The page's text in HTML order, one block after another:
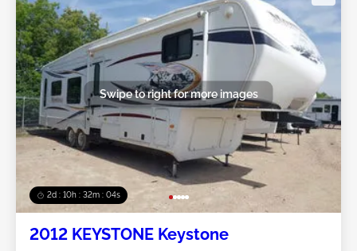
2d : 10h : 32m : 01s
Swipe to right for more images
2012 KEYSTONE Keystone